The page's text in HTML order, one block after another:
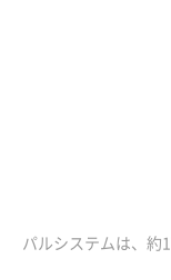
パルシステムは、約